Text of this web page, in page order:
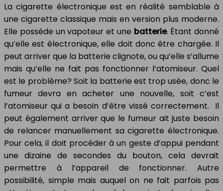
La cigarette électronique est en réalité semblable à
une cigarette classique mais en version plus moderne.
Elle possède un vapoteur et une batterie. Étant donné
qu’elle est électronique, elle doit donc être chargée. Il
peut arriver que la batterie clignote, ou qu’elle s’allume
mais qu’elle ne fait pas fonctionner l’atomiseur. Quel
est le problème? Soit la batterie est trop usée, donc le
fumeur devra en acheter une nouvelle, soit c’est
l’atomiseur qui a besoin d’être vissé correctement. Il
peut également arriver que le fumeur ait juste besoin
de relancer manuellement sa cigarette électronique.
Pour cela, il doit procéder à un geste d’appui pendant
une dizaine de secondes du bouton, cela devrait
permettre à l’appareil de fonctionner. Autre
possibilité, simple mais auquel on ne fait parfois pas